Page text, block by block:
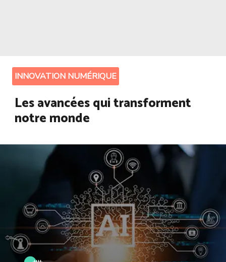
INNOVATION NUMÉRIQUE
Les avancées qui transforment
notre monde